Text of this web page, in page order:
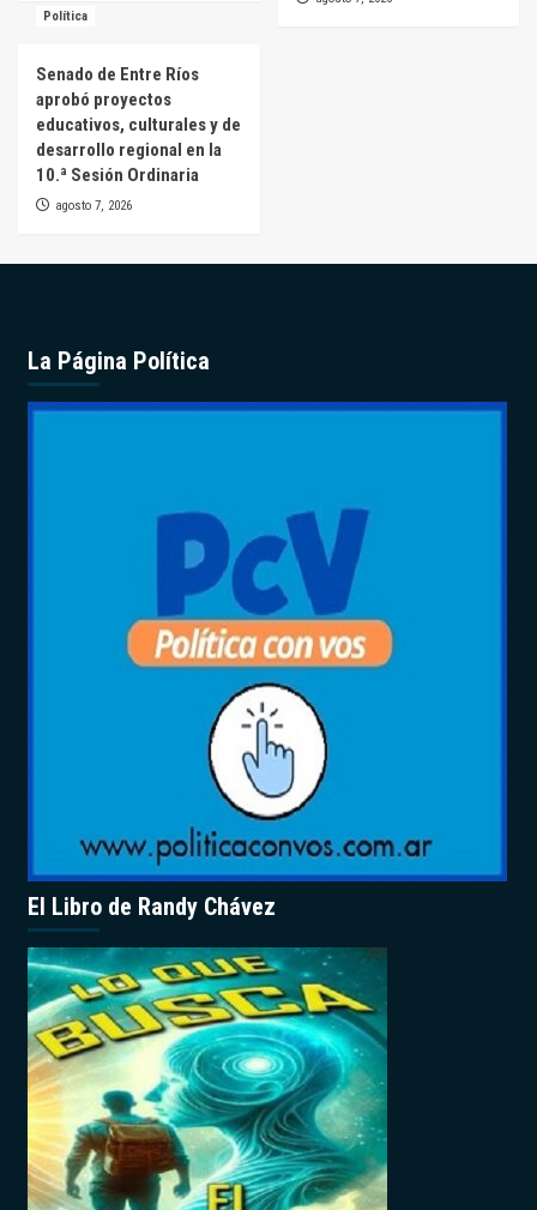
Política
Senado de Entre Ríos
aprobó proyectos
educativos, culturales y de
desarrollo regional en la
10.ª Sesión Ordinaria
agosto 7, 2026
La Página Política
El Libro de Randy Chávez